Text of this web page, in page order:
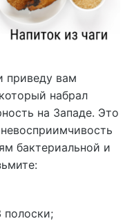
приведу вам
набрал
на Западе. Это
бактериальной и
полоски;